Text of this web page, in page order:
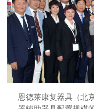
恩德莱康复器具（北